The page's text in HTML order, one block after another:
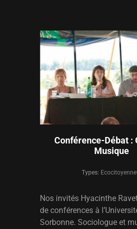
Conférence-Débat :
Musique
Types:
Nos invités Hyacinthe
de conférences à
Sorbonne. Sociologue et